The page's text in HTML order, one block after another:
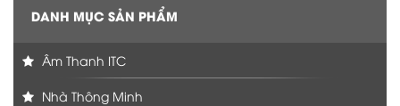
DANH MỤC SẢN PHẨM
Âm Thanh ITC
Nhà Thông Minh